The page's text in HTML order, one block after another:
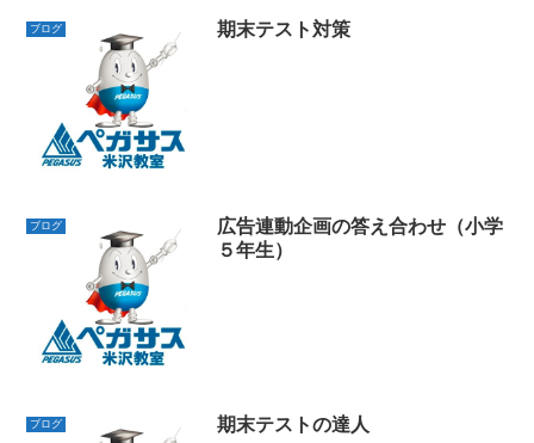
ブログ 期末テスト対策
ブログ
広告連動企画の答え合わせ（小学
５年生）
ブログ 期末テストの達人